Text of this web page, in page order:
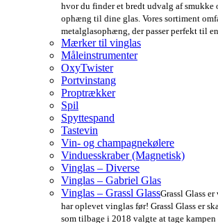
hvor du finder et bredt udvalg af
ophæng til dine glas. Vores sortiment
metalglasophæng, der passer perfekt til
Mærker til vinglas
Måleinstrumenter
OxyTwister
Portvinstang
Proptrækker
Spil
Spyttespand
Tastevin
Vin- og champagnekølere
Vinduesskraber (Magnetisk)
Vinglas – Diverse
Vinglas – Gabriel Glas
Vinglas – Grassl GlassGrassl Glass
har oplevet vinglas før! Grassl Glass er
som tilbage i 2018 valgte at tage